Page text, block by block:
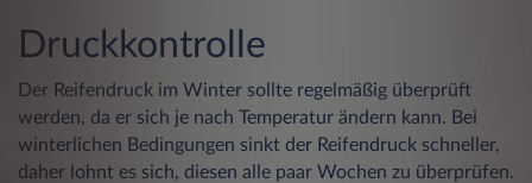
Druckkontrolle
Der Reifendruck im Winter sollte regelmäßig überprüft
werden, da er sich je nach Temperatur ändern kann. Bei
winterlichen Bedingungen sinkt der Reifendruck schneller,
daher lohnt es sich, diesen alle paar Wochen zu überprüfen.